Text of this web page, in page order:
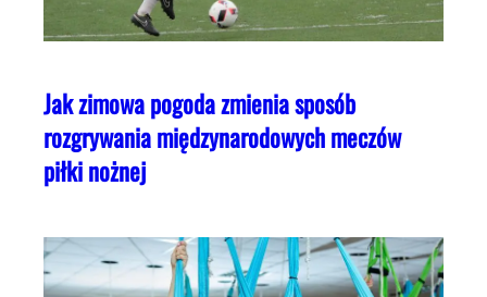
Jak zimowa pogoda zmienia sposób
rozgrywania międzynarodowych meczów
piłki nożnej